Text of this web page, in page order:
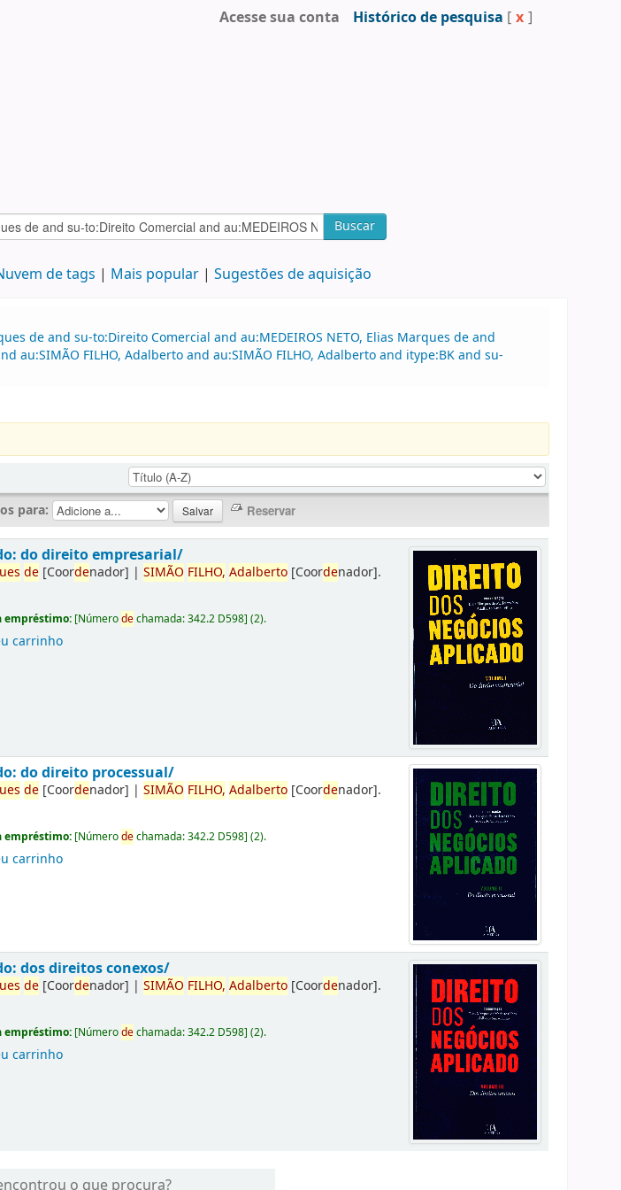
Acesse sua conta Histórico de pesquisa [ x ]
Buscar
de tags Mais popular Sugestões de aquisição
de and su-to:Direito Comercial and au:MEDEIROS NETO, Elias Marques de and
au:SIMÃO FILHO, Adalberto and au:SIMÃO FILHO, Adalberto and itype:BK and su-
para:
do direito empresarial/
de [Coordenador] |SIMÃO FILHO, Adalberto [Coordenador].
empréstimo: [Númerodechamada:342.2 D598](2).
carrinho
do direito processual/
de [Coordenador] |SIMÃO FILHO, Adalberto [Coordenador].
empréstimo: [Númerodechamada:342.2 D598](2).
carrinho
dos direitos conexos/
de [Coordenador] |SIMÃO FILHO, Adalberto [Coordenador].
empréstimo: [Númerodechamada:342.2 D598](2).
carrinho